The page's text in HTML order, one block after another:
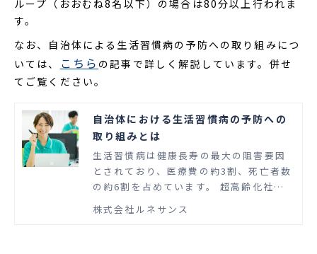
ループ（おおむね8名以下）の場合は80分以上行われま
す。
なお、自治体による生活習慣病の予防への取り組みにつ
いては、
こちら の記事で詳しく解説しています。併せ
てご覧ください。
自治体における生活習慣病の予防への
取り組みとは
生活習慣病は健康長寿の最大の阻害要因
とされており、医療費の約3割、死亡者数
の約6割を占めています。 超高齢化社会
のわが国では、自治体において地域住民
の健康寿命の延伸や医療費の適正化を図
株式会社ルネサンス